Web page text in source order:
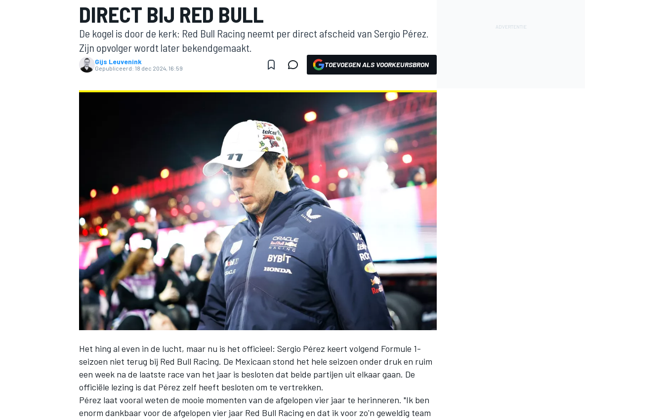
INDYCAR
DTM
DIRECT BIJ RED BULL
De kogel is door de kerk: Red Bull Racing neemt per direct afscheid van Sergio Pérez.
Zijn opvolger wordt later bekendgemaakt.
Gijs Leuvenink
Gepubliceerd: 18 dec 2024, 16:59 TOEVOEGEN ALS VOORKEURSBRON
Het hing al even in de lucht, maar nu is het officieel: Sergio Pérez keert volgend Formule 1-
seizoen niet terug bij Red Bull Racing. De Mexicaan stond het hele seizoen onder druk en ruim
een week na de laatste race van het jaar is besloten dat beide partijen uit elkaar gaan. De
officiële lezing is dat Pérez zelf heeft besloten om te vertrekken.
Pérez laat vooral weten de mooie momenten van de afgelopen vier jaar te herinneren. "Ik ben
enorm dankbaar voor de afgelopen vier jaar Red Bull Racing en dat ik voor zo'n geweldig team